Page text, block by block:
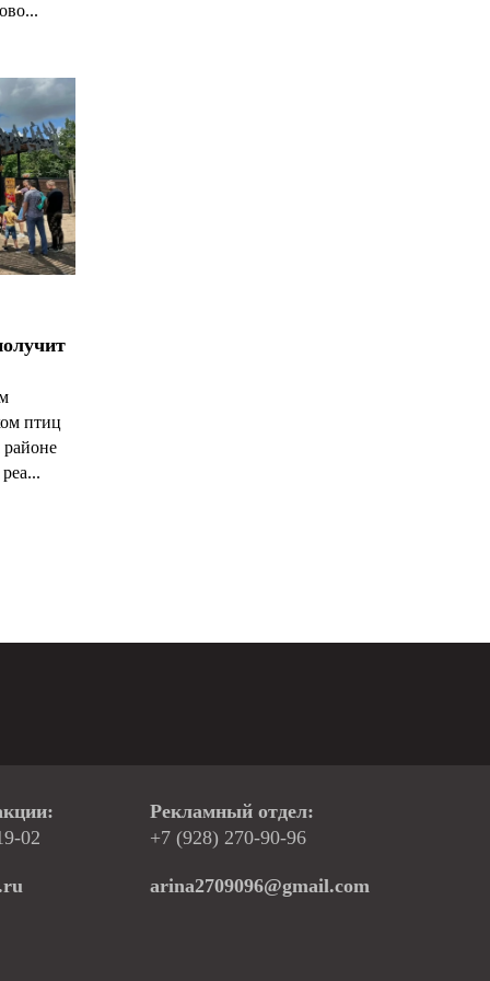
птиц
02
Рекламный отдел:
+7 (928) 270-90-96
arina2709096@gmail.com